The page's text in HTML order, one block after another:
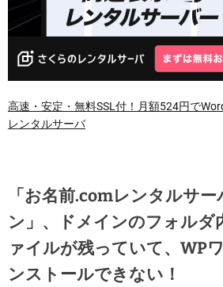
高速・安定・無料SSL付！月額524円で
レンタルサーバ
「お名前.comレンタルサ
ン」、ドメインのフォルダ
ァイルが残っていて、WP
ンストールできない！